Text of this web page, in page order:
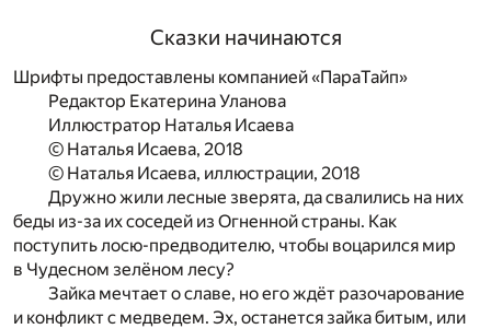
Сказки начинаются
Шрифты предоставлены компанией «ПараТайп»
Редактор Екатерина Уланова
Иллюстратор Наталья Исаева
© Наталья Исаева, 2018
© Наталья Исаева, иллюстрации, 2018
Дружно жили лесные зверята, да свалились на них
беды из-за их соседей из Огненной страны. Как
поступить лосю-предводителю, чтобы воцарился мир
в Чудесном зелёном лесу?
Зайка мечтает о славе, но его ждёт разочарование
и конфликт с медведем. Эх, останется зайка битым, или